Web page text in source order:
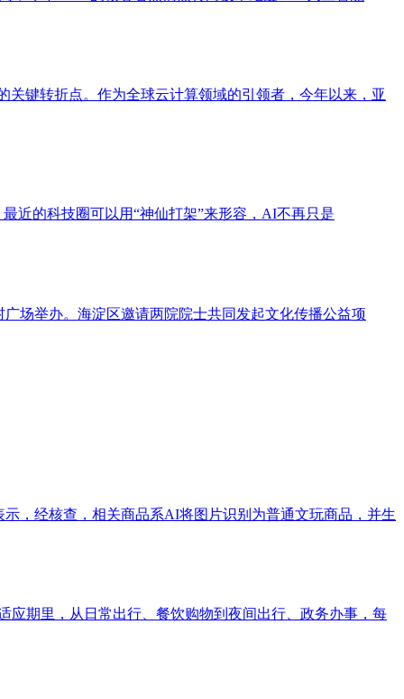
关键转折点。作为全球云计算领域的引领者，今年以来，亚
近的科技圈可以用“神仙打架”来形容，AI不再只是
场举办。海淀区邀请两院院士共同发起文化传播公益项
，经核查，相关商品系AI将图片识别为普通文玩商品，并生
应期里，从日常出行、餐饮购物到夜间出行、政务办事，每